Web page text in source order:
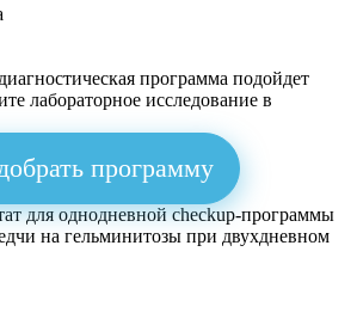
программа подойдет
лабораторное исследование в
программу
для однодневной checkup-программы
на гельминитозы при двухдневном